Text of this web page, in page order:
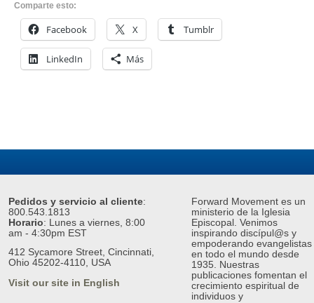
Comparte esto:
Facebook X Tumblr
LinkedIn Más
Pedidos y servicio al cliente:
800.543.1813
Horario: Lunes a viernes, 8:00
am - 4:30pm EST
412 Sycamore Street, Cincinnati,
Ohio 45202-4110, USA
Visit our site in English
Forward Movement es un
ministerio de la Iglesia
Episcopal. Venimos
inspirando discípul@s y
empoderando evangelistas
en todo el mundo desde
1935. Nuestras
publicaciones fomentan el
crecimiento espiritual de
individuos y